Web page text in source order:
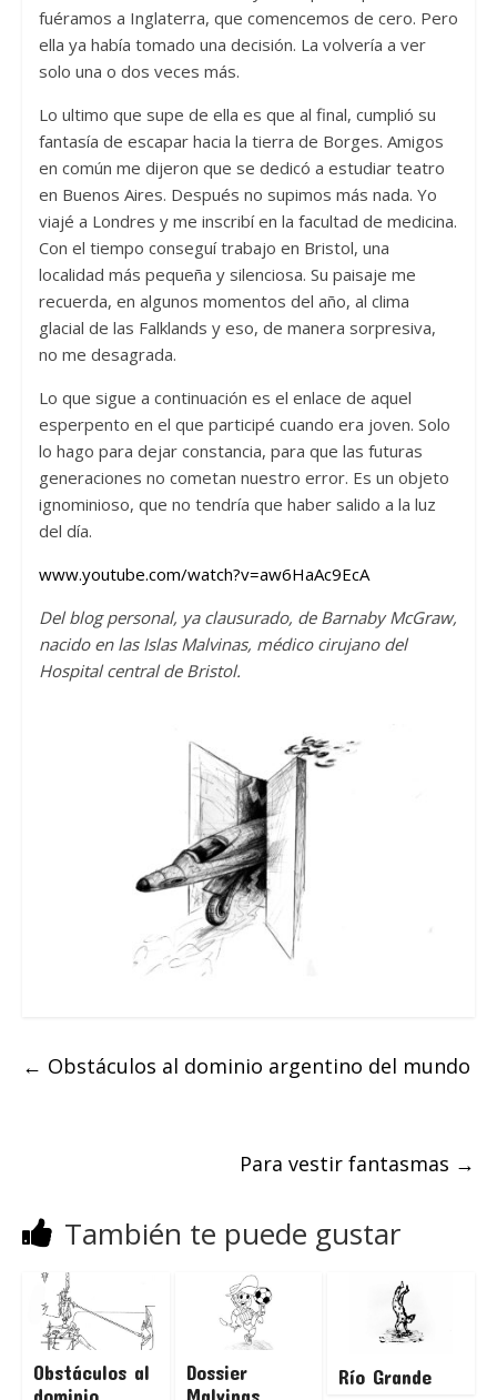
fuéramos a Inglaterra, que comencemos de cero. Pero
ella ya había tomado una decisión. La volvería a ver
solo una o dos veces más.
Lo ultimo que supe de ella es que al final, cumplió su
fantasía de escapar hacia la tierra de Borges. Amigos
en común me dijeron que se dedicó a estudiar teatro
en Buenos Aires. Después no supimos más nada. Yo
viajé a Londres y me inscribí en la facultad de medicina.
Con el tiempo conseguí trabajo en Bristol, una
localidad más pequeña y silenciosa. Su paisaje me
recuerda, en algunos momentos del año, al clima
glacial de las Falklands y eso, de manera sorpresiva,
no me desagrada.
Lo que sigue a continuación es el enlace de aquel
esperpento en el que participé cuando era joven. Solo
lo hago para dejar constancia, para que las futuras
generaciones no cometan nuestro error. Es un objeto
ignominioso, que no tendría que haber salido a la luz
del día.
www.youtube.com/watch?v=aw6HaAc9EcA
Del blog personal, ya clausurado, de Barnaby McGraw,
nacido en las Islas Malvinas, médico cirujano del
Hospital central de Bristol.
← Obstáculos al dominio argentino del mundo
Para vestir fantasmas →
También te puede gustar
Obstáculos al
Dossier
Río Grande